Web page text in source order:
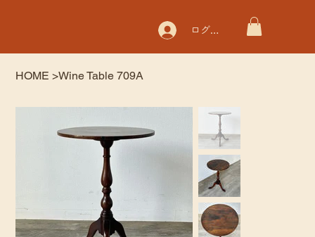
ログイン
HOME >Wine Table 709A